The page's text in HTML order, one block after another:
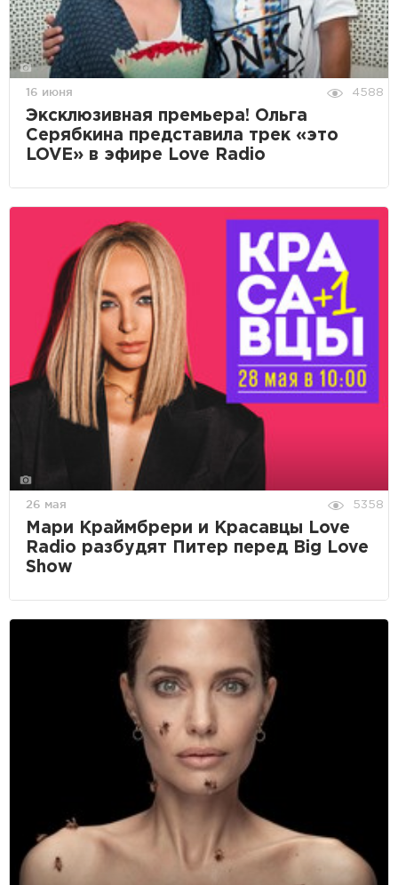
16 июня 4588
Эксклюзивная премьера! Ольга
Серябкина представила трек «это
LOVE» в эфире Love Radio
26 мая 5358
Мари Краймбрери и Красавцы Love
Radio разбудят Питер перед Big Love
Show